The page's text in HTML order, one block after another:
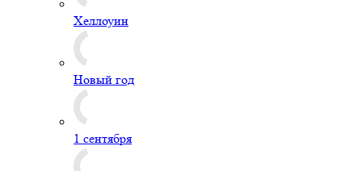
Хеллоуин
Новый год
1 сентября